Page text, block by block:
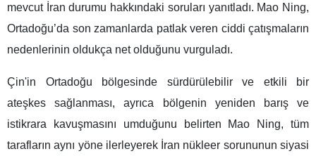
mevcut İran durumu hakkındaki soruları yanıtladı. Mao Ning,
Ortadoğu’da son zamanlarda patlak veren ciddi çatışmaların
nedenlerinin oldukça net olduğunu vurguladı.
Çin'in Ortadoğu bölgesinde sürdürülebilir ve etkili bir
ateşkes sağlanması, ayrıca bölgenin yeniden barış ve
istikrara kavuşmasını umduğunu belirten Mao Ning, tüm
tarafların aynı yöne ilerleyerek İran nükleer sorununun siyasi